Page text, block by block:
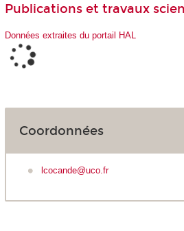
Publications et travaux
Données extraites du portail HAL
Coordonnées
lcocande@uco.fr